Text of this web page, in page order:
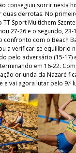
conseguiu sorrir nesta
duas derrotas. No
Sport Multichem
27-26 e o segundo, 23-
confronto com o Beach
a verificar-se equilíbrio
pelo adversário (15-17)
em 16-22.
oriunda da Nazaré
e vai agora lutar pelo 9.º